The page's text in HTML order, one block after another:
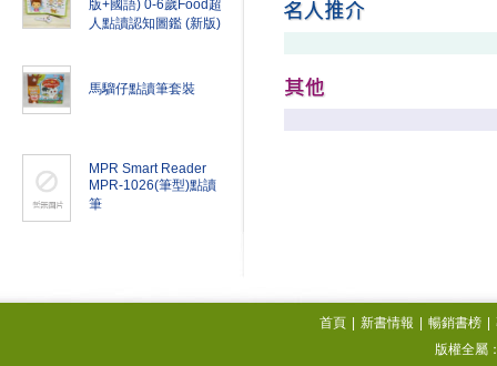
版+國語) 0-6歲Food超
人點讀認知圖鑑 (新版)
馬騮仔點讀筆套裝
MPR Smart Reader
MPR-1026(筆型)點讀
筆
首頁 新書情報 暢銷書榜
版權全屬